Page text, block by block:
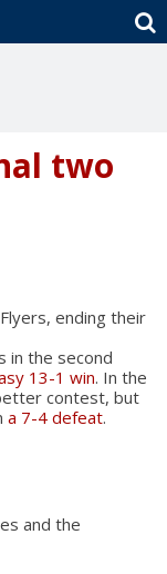
two
ending their
in the second
13-1 win. In the
contest, but
a 7-4 defeat.
and the